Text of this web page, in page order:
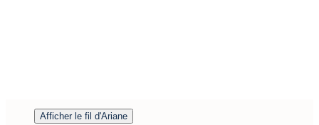
Afficher le fil d'Ariane